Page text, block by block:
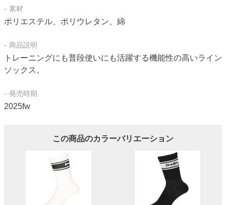
素材
ポリエステル、ポリウレタン、綿
商品説明
トレーニングにも普段使いにも活躍する機能性の高いライン
ソックス。
発売時期
2025fw
この商品のカラーバリエーション